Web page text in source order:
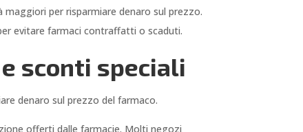
per risparmiare denaro sul prezzo.
evitare farmaci contraffatti o scaduti.
sconti speciali
denaro sul prezzo del farmaco.
offerti dalle farmacie. Molti negozi